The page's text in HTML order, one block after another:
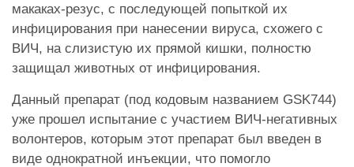
макаках-резус, с последующей попыткой их
инфицирования при нанесении вируса, схожего с
ВИЧ, на слизистую их прямой кишки, полностю
защищал животных от инфицирования.
Данный препарат (под кодовым названием GSK744)
уже прошел испытание с участием ВИЧ-негативных
волонтеров, которым этот препарат был введен в
виде однократной инъекции, что помогло